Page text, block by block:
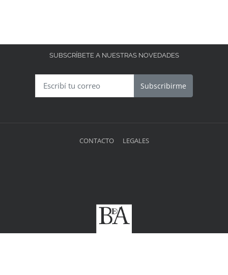
SUBSCRÍBETE A NUESTRAS NOVEDADES
Subscribirme
CONTACTO LEGALES